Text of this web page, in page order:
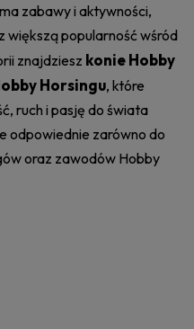
zabawy i aktywności,
większą popularność wśród
znajdziesz konie Hobby
Horsingu, które
ruch i pasję do świata
odpowiednie zarówno do
oraz zawodów Hobby